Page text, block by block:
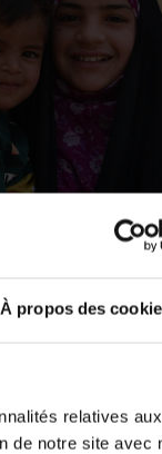
À propos des
relatives
de notre site avec